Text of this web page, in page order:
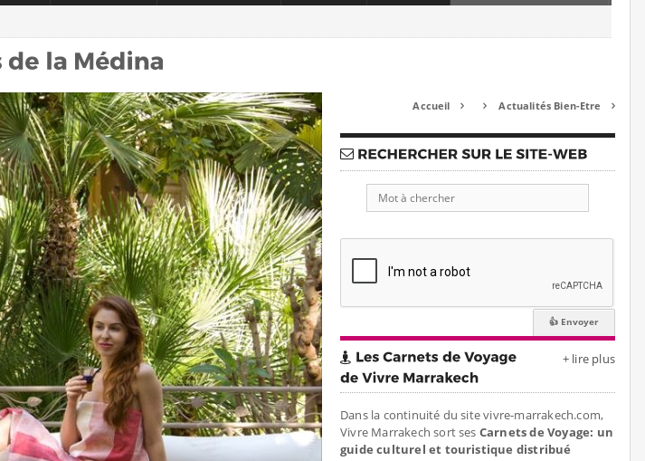
Accueil   Actualités Bien-Etre 
+ lire plus
Dans la continuité du site vivre-marrakech.com,
Vivre Marrakech sort ses Carnets de Voyage: un
guide culturel et touristique distribué